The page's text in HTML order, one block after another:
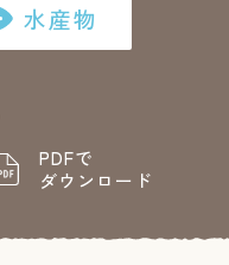
水産物
PDFで
ダウンロード